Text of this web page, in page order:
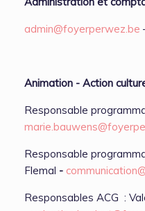
admin@foyerperwez.be
Animation - Action
Responsable
Responsable
Flemal -
Responsables ACG :